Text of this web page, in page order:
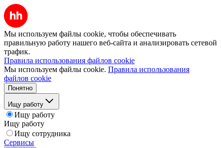
Мы используем файлы cookie, чтобы обеспечивать
правильную работу нашего веб-сайта и анализировать сетевой
трафик.
Правила использования файлов cookie
Мы используем файлы cookie. Правила использования
файлов cookie
Понятно
Ищу работу
Ищу работу
Ищу работу
Ищу сотрудника
Сервисы